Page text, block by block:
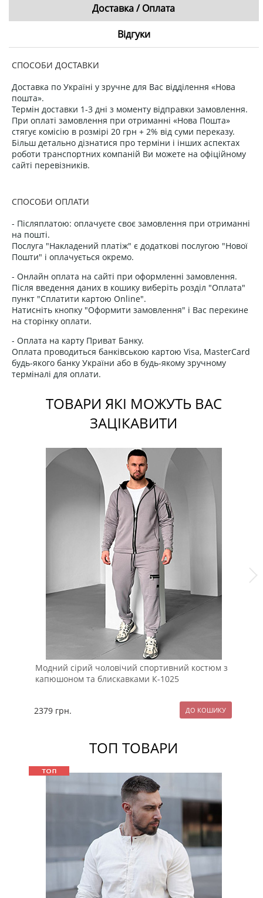
Доставка / Оплата
Відгуки
СПОСОБИ ДОСТАВКИ
Доставка по Україні у зручне для Вас відділення «Нова
пошта».
Термін доставки 1-3 дні з моменту відправки замовлення.
При оплаті замовлення при отриманні «Нова Пошта»
стягує комісію в розмірі 20 грн + 2% від суми переказу.
Більш детально дізнатися про терміни і інших аспектах
роботи транспортних компаній Ви можете на офіційному
сайті перевізників.
СПОСОБИ ОПЛАТИ
- Післяплатою: оплачуєте своє замовлення при отриманні
на пошті.
Послуга "Накладений платіж" є додаткові послугою "Нової
Пошти" і оплачується окремо.
- Онлайн оплата на сайті при оформленні замовлення.
Після введення даних в кошику виберіть розділ "Оплата"
пункт "Сплатити картою Online".
Натисніть кнопку "Оформити замовлення" і Вас перекине
на сторінку оплати.
- Оплата на карту Приват Банку.
Оплата проводиться банківською картою Visa, MasterCard
будь-якого банку України або в будь-якому зручному
терміналі для оплати.
ТОВАРИ ЯКІ МОЖУТЬ ВАС
ЗАЦІКАВИТИ
Модний сірий чоловічий спортивний костюм з
капюшоном та блискавками К-1025
2379 грн.
ТОП ТОВАРИ